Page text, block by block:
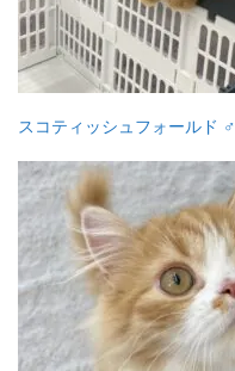
スコティッシュフォールド